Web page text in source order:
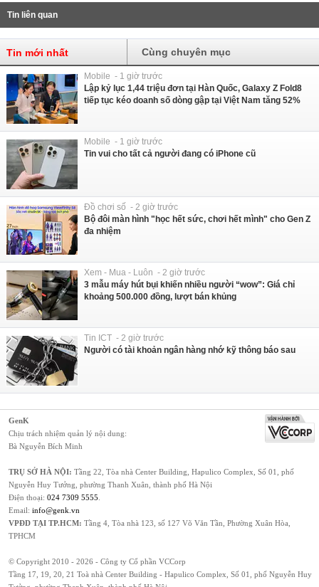
Tin liên quan
Tin mới nhất Cùng chuyên mục
Mobile - 1 giờ trước
Lập kỷ lục 1,44 triệu đơn tại Hàn Quốc, Galaxy Z Fold8
tiếp tục kéo doanh số dòng gập tại Việt Nam tăng 52%
Mobile - 1 giờ trước
Tin vui cho tất cả người đang có iPhone cũ
Đồ chơi số - 2 giờ trước
Bộ đôi màn hình "học hết sức, chơi hết mình" cho Gen Z
đa nhiệm
Xem - Mua - Luôn - 2 giờ trước
3 mẫu máy hút bụi khiến nhiều người “wow”: Giá chỉ
khoảng 500.000 đồng, lượt bán khủng
Tin ICT - 2 giờ trước
Người có tài khoản ngân hàng nhớ kỹ thông báo sau
GenK
Chịu trách nhiệm quản lý nội dung:
Bà Nguyễn Bích Minh
TRỤ SỞ HÀ NỘI: Tầng 22, Tòa nhà Center Building, Hapulico Complex, Số 01, phố
Nguyễn Huy Tưởng, phường Thanh Xuân, thành phố Hà Nội
Điện thoại: 024 7309 5555
Email: info@genk.vn
VPĐD TẠI TP.HCM: Tầng 4, Tòa nhà 123, số 127 Võ Văn Tần, Phường Xuân Hòa,
TPHCM
© Copyright 2010 - 2026 - Công ty Cổ phần VCCorp
Tầng 17, 19, 20, 21 Toà nhà Center Building - Hapulico Complex, Số 01, phố Nguyễn Huy